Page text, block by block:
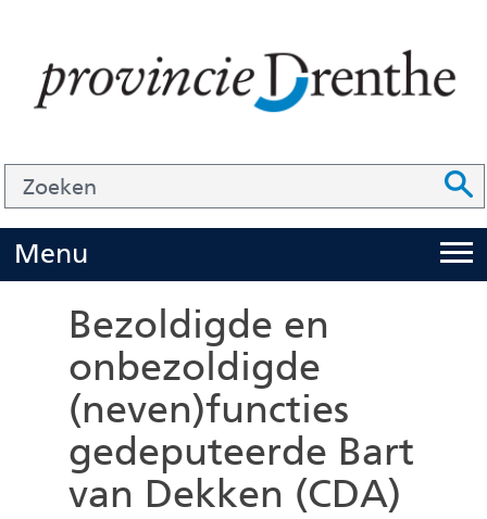
inhoud
Z
o
e
k
Menu
i
t
k
l
a
p
e
Bezoldigde en
onbezoldigde
(neven)functies
gedeputeerde Bart
van Dekken (CDA)